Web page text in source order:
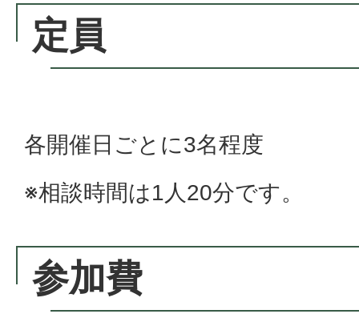
定員
各開催日ごとに3名程度
※相談時間は1人20分です。
参加費